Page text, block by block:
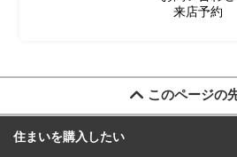
来店予約
このページの
住まいを購入したい